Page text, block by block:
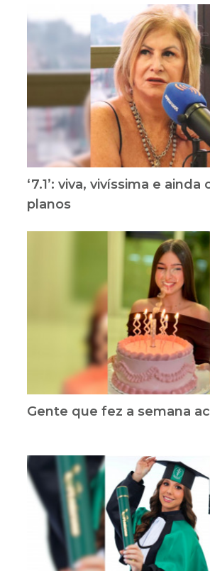
‘7.1’: viva, vivíssima e ainda
planos
Gente que fez a semana